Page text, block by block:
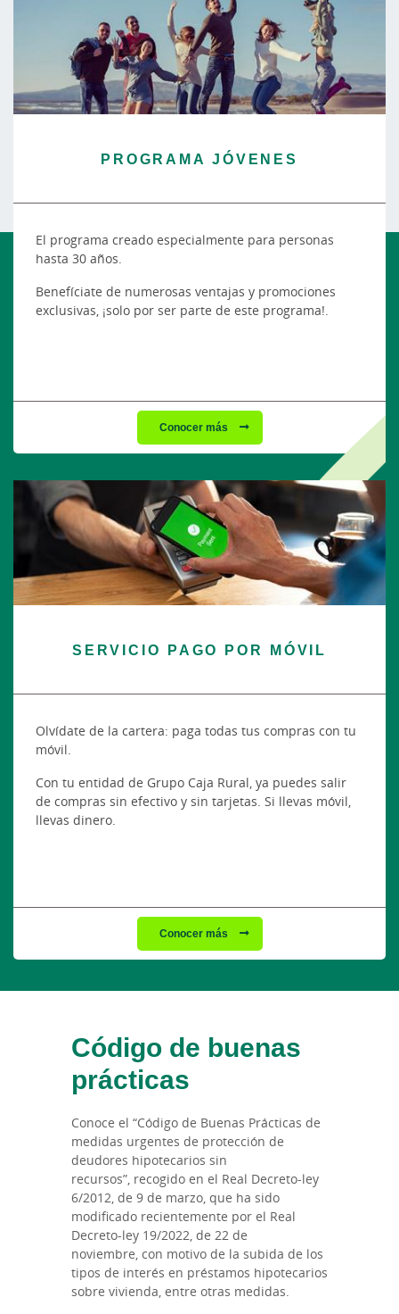
PROGRAMA JÓVENES
El programa creado especialmente para personas
hasta 30 años.
Benefíciate de numerosas ventajas y promociones
exclusivas, ¡solo por ser parte de este programa!.
Conocer más
SERVICIO PAGO POR MÓVIL
Olvídate de la cartera: paga todas tus compras con tu
móvil.
Con tu entidad de Grupo Caja Rural, ya puedes salir
de compras sin efectivo y sin tarjetas. Si llevas móvil,
llevas dinero.
Conocer más
Código de buenas
prácticas
Conoce el “Código de Buenas Prácticas de
medidas urgentes de protección de
deudores hipotecarios sin
recursos”, recogido en el Real Decreto-ley
6/2012, de 9 de marzo, que ha sido
modificado recientemente por el Real
Decreto-ley 19/2022, de 22 de
noviembre, con motivo de la subida de los
tipos de interés en préstamos hipotecarios
sobre vivienda, entre otras medidas.